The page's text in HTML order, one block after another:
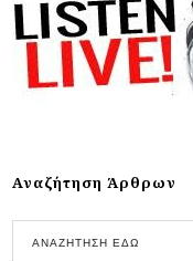
Αναζήτηση Άρθρων